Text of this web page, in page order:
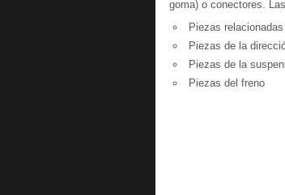
goma) o conectores.
Piezas
Piezas de la
Piezas de la
Piezas del freno